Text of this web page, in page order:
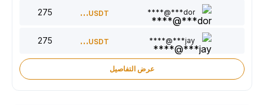
dor***@****
220USDT
jay***@****
150USDT
عرض التفاصيل